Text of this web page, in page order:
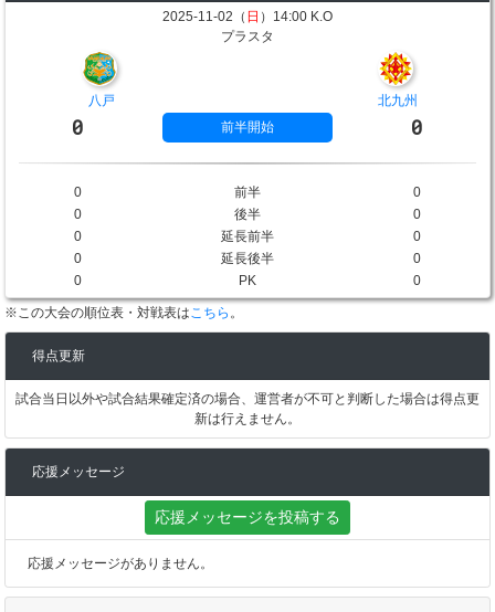
2025-11-02（ 日 ）14:00 K.O
プラスタ
八戸 北九州
0 前半開始 0
0 前半
0
0
後半
0
0
延長前半
0
0
延長後半
0
0
PK 0
※この大会の順位表・対戦表はこちら 。
得点更新
試合当日以外や試合結果確定済の場合、運営者が不可と判断した場合は得点更
新は行えません。
応援メッセージ
応援メッセージを投稿する
応援メッセージがありません。